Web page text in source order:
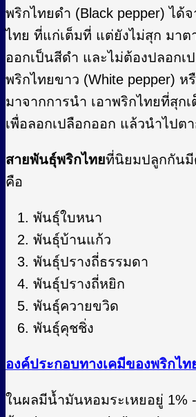
พริกไทยดำ (Black pepper) ได้
ไทย ที่แก่เต็มที่ แต่ยังไม่สุก มา
ออกเป็นสีดำ และไม่ต้องปลอกเ
พริกไทยขาว (White pepper) ห
มาจากการนำ เอาพริกไทยที่สุก
เพื่อลอกเปลือกออก แล้วนำไปต
สายพันธ์ุพริกไทยที่นิยมปลูกกันมี
คือ
พันธุ์ใบหนา
พันธุ์บ้านแก้ว
พันธุ์ปรางถี่ธรรมดา
พันธุ์ปรางถี่หยิก
พันธุ์ควายขวิด
พันธุ์คุชชิ่ง
องค์ประกอบทางเคมีของพริกไท
ในผลมีน้ำมันหอมระเหยอยู่ 1%